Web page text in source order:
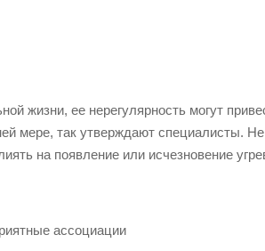
жизни, ее нерегулярность могут
мере, так утверждают специалисты.
на появление или исчезновение
ассоциации